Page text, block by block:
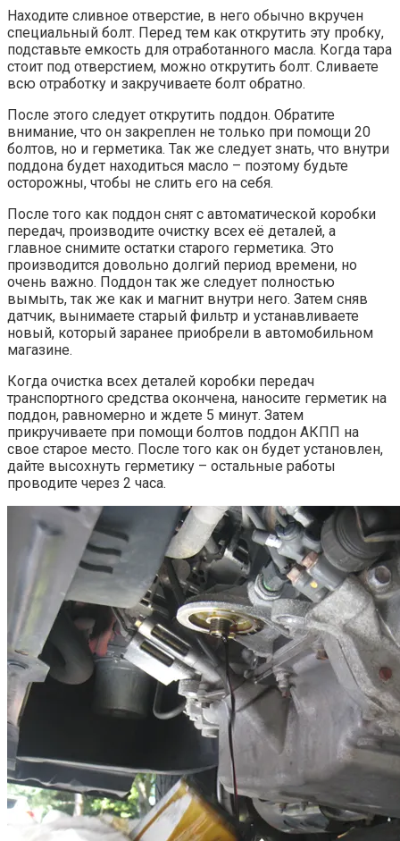
Находите сливное отверстие, в него обычно вкручен
специальный болт. Перед тем как открутить эту пробку,
подставьте емкость для отработанного масла. Когда тара
стоит под отверстием, можно открутить болт. Сливаете
всю отработку и закручиваете болт обратно.
После этого следует открутить поддон. Обратите
внимание, что он закреплен не только при помощи 20
болтов, но и герметика. Так же следует знать, что внутри
поддона будет находиться масло – поэтому будьте
осторожны, чтобы не слить его на себя.
После того как поддон снят с автоматической коробки
передач, производите очистку всех её деталей, а
главное снимите остатки старого герметика. Это
производится довольно долгий период времени, но
очень важно. Поддон так же следует полностью
вымыть, так же как и магнит внутри него. Затем сняв
датчик, вынимаете старый фильтр и устанавливаете
новый, который заранее приобрели в автомобильном
магазине.
Когда очистка всех деталей коробки передач
транспортного средства окончена, наносите герметик на
поддон, равномерно и ждете 5 минут. Затем
прикручиваете при помощи болтов поддон АКПП на
свое старое место. После того как он будет установлен,
дайте высохнуть герметику – остальные работы
проводите через 2 часа.